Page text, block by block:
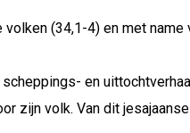
(34,1-4) en met
en
zijn volk. Van dit